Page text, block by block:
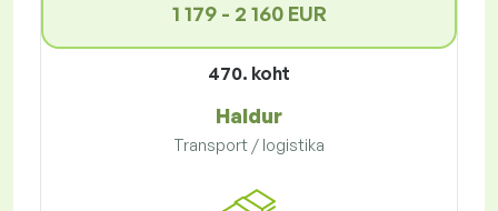
1 179 - 2 160 EUR
470. koht
Haldur
Transport / logistika